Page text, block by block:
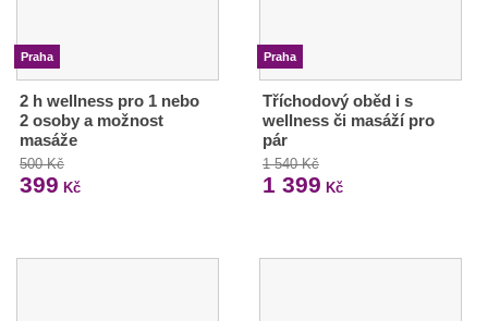
Praha
2 h wellness pro 1 nebo
2 osoby a možnost
masáže
500 Kč
399 Kč
Praha
Tříchodový oběd i s
wellness či masáží pro
pár
1 540 Kč
1 399 Kč